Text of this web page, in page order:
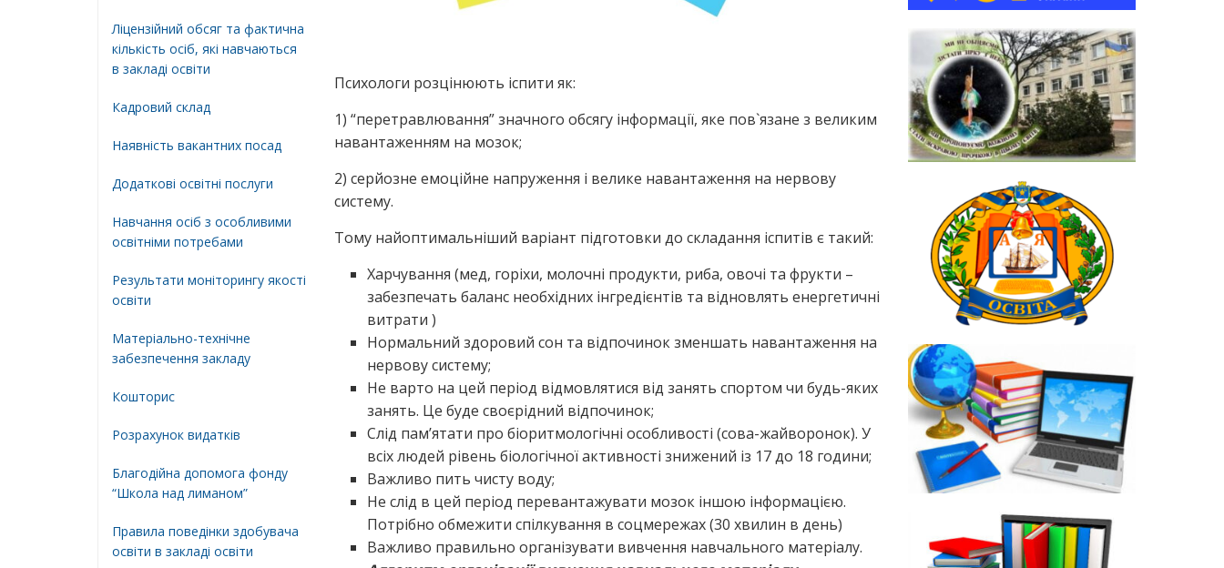
Ліцензійний обсяг та фактична
кількість осіб, які навчаються
в закладі освіти
Кадровий склад
Наявність вакантних посад
Додатковi освiтнi послуги
Навчання осіб з особливими
освітніми потребами
Результати моніторингу якості
освіти
Матеріально-технічне
забезпечення закладу
Кошторис
Розрахунок видатків
Благодійна допомога фонду
“Школа над лиманом”
Правила поведінки здобувача
освіти в закладі освіти
Психологи розцінюють іспити як:
1) “перетравлювання” значного обсягу інформації, яке пов`язане з великим
навантаженням на мозок;
2) серйозне емоційне напруження і велике навантаження на нервову
систему.
Тому найоптимальніший варіант підготовки до складання іспитів є такий:
Харчування (мед, горіхи, молочні продукти, риба, овочі та фрукти –
забезпечать баланс необхідних інгредієнтів та відновлять енергетичні
витрати )
Нормальний здоровий сон та відпочинок зменшать навантаження на
нервову систему;
Не варто на цей період відмовлятися від занять спортом чи будь-яких
занять. Це буде своєрідний відпочинок;
Слід пам’ятати про біоритмологічні особливості (сова-жайворонок). У
всіх людей рівень біологічної активності знижений із 17 до 18 години;
Важливо пить чисту воду;
Не слід в цей період перевантажувати мозок іншою інформацією.
Потрібно обмежити спілкування в соцмережах (30 хвилин в день)
Важливо правильно організувати вивчення навчального матеріалу.